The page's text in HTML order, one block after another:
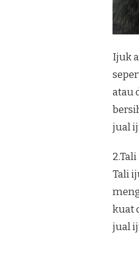
Ijuk
atau
jual
Tali
kuat
jual